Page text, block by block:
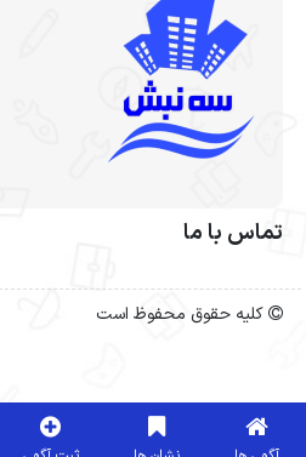
تماس با ما
کلیه حقوق محفوظ است